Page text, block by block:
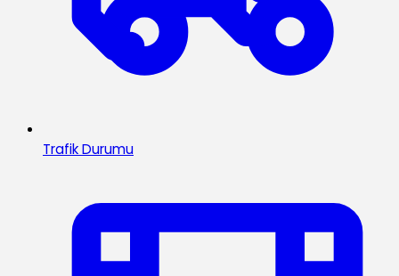
Trafik Durumu